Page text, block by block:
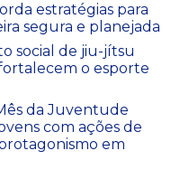
estratégias para
segura e planejada
social de jiu-jítsu
o esporte
da Juventude
com ações de
em